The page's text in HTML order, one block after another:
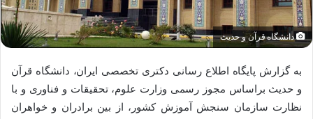
دانشگاه قرآن و حدیث
به گزارش پایگاه اطلاع رسانی دکتری تخصصی ایران، دانشگاه قرآن
و حدیث براساس مجوز رسمی وزارت علوم، تحقیقات و فناوری و با
نظارت سازمان سنجش آموزش کشور، از بین برادران و خواهران